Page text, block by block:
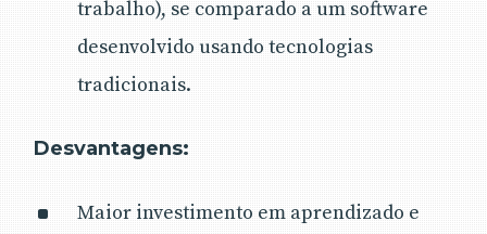
trabalho), se comparado a um software
desenvolvido usando tecnologias
tradicionais.
Desvantagens:
Maior investimento em aprendizado e